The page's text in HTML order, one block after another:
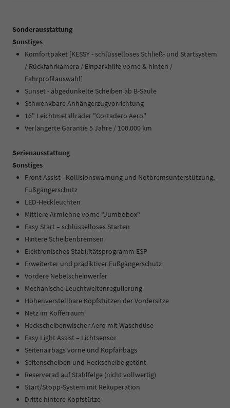
Sonderausstattung
Sonstiges
Komfortpaket [KESSY - schlüsselloses Schließ- und Startsystem
/ Rückfahrkamera / Einparkhilfe vorne & hinten /
Fahrprofilauswahl]
Sunset - abgedunkelte Scheiben ab B-Säule
Schwenkbare Anhängerzugvorrichtung
16" Leichtmetallräder "Cortadero Aero"
Verlängerte Garantie 5 Jahre / 100.000 km
Serienausstattung
Sonstiges
Front Assist - Kollisionswarnung und Notbremsunterstützung,
Fußgängerschutz
LED-Heckleuchten
Mittlere Armlehne vorne "Jumbobox"
Easy Start – schlüsselloses Starten
Hintere Scheibenbremsen
Elektronisches Stabilitätsprogramm ESP
Erweiterter und prädiktiver Fußgängerschutz
Vordere Nebelscheinwerfer
Mechanische Leuchtweitenregulierung
Höhenverstellbare Kopfstützen der Vordersitze
Netz im Kofferraum
Heckscheibenwischer Aero mit Waschdüse
Easy Light Assist – Lichtsensor
Seitenairbags vorne und Kopfairbags
Seitenscheiben und Heckscheibe getönt
Reserverad auf Stahlfelge (nicht vollwertig)
Start/Stopp-System mit Rekuperation
Dritte hintere Kopfstütze